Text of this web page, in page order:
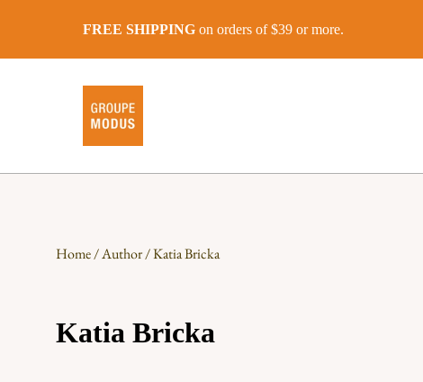
FREE SHIPPING on orders of $39 or more.
Home/Author/ Katia Bricka
Katia Bricka